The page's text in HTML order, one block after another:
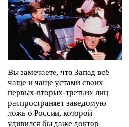
Вы замечаете, что Запад всё
чаще и чаще устами своих
первых-вторых-третьих лиц
распространяет заведомую
ложь о России, которой
удивился бы даже доктор